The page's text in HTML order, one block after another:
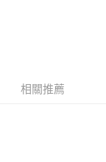
相關推薦